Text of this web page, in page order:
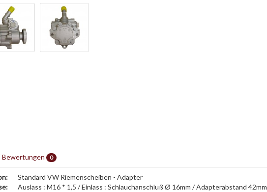
Bewertungen 0
Standard VW Riemenscheiben - Adapter
Auslass : M16 * 1,5 / Einlass : Schlauchanschluß Ø 16mm / Adapterabstand 42mm